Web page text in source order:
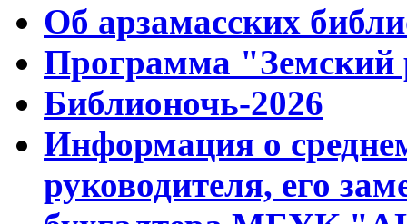
Об арзамасских
Программа "Земский
Библионочь-2026
Информация о
руководителя, его